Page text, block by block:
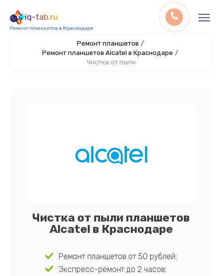
iq-tab.ru
Ремонт планшетов в Краснодаре
Ремонт планшетов /
Ремонт планшетов Alcatel в Краснодаре /
Чистка от пыли
Чистка от пыли планшетов
Alcatel в Краснодаре
Ремонт планшетов от 50 рублей;
Экспресс-ремонт до 2 часов;